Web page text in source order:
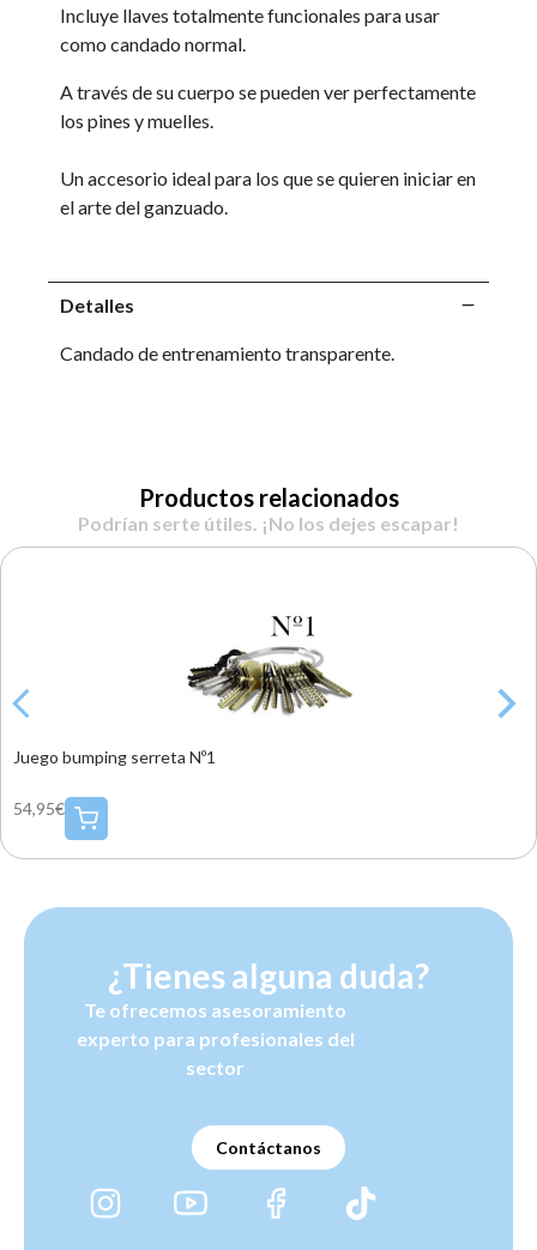
Incluye llaves totalmente funcionales para usar
como candado normal.
A través de su cuerpo se pueden ver perfectamente
los pines y muelles.
Un accesorio ideal para los que se quieren iniciar en
el arte del ganzuado.
Detalles
Candado de entrenamiento transparente.
Productos relacionados
Podrían serte útiles. ¡No los dejes escapar!
Juego bumping serreta Nº1
54,95€
¿Tienes alguna duda?
Te ofrecemos asesoramiento
experto para profesionales del
sector
Contáctanos